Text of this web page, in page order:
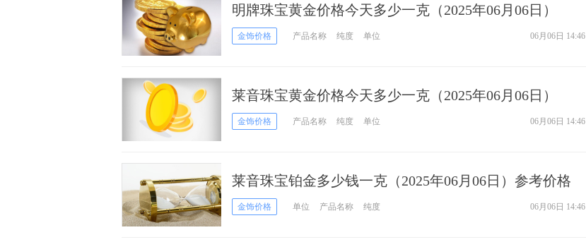
明牌珠宝黄金价格今天多少一克（2025年06月06日）
金饰价格 产品名称 纯度 单位 06月06日 14:46
莱音珠宝黄金价格今天多少一克（2025年06月06日）
金饰价格 产品名称 纯度 单位 06月06日 14:46
莱音珠宝铂金多少钱一克（2025年06月06日）参考价格
金饰价格 单位 产品名称 纯度 06月06日 14:46